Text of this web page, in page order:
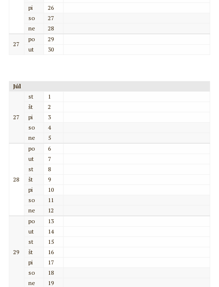
pi
26
so
27
ne
28
27
po
29
ut
30
Júl
27
st
1
št
2
pi
3
so
4
ne
5
28
po
6
ut
7
st
8
št
9
pi
10
so
11
ne
12
29
po
13
ut
14
st
15
št
16
pi
17
so
18
ne
19